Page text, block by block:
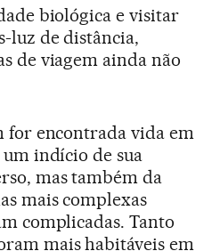
biológica e visitar
luz de distância,
de viagem ainda não
for encontrada vida em
indício de sua
mas também da
mais complexas
complicadas. Tanto
mais habitáveis em